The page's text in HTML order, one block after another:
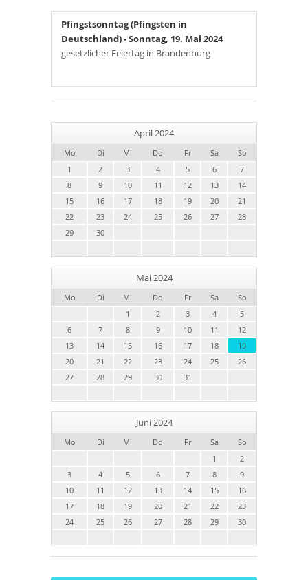
Pfingstsonntag (Pfingsten in
Deutschland)- Sonntag, 19. Mai 2024
gesetzlicher Feiertag in Brandenburg
April 2024
Mo Di Mi Do Fr Sa
So
1
2 3 4 5 6
7
8
9 10 11 12 13
14
15
16 17 18 19 20
21
22
23 24 25 26 27
28
29
30
Mai 2024
Mo Di Mi Do Fr Sa
So
1
2 3 4
5
6
7 8 9 10 11
12
13
14 15 16 17 18
19
20
21 22 23 24 25
26
27
28 29 30 31
Juni 2024
Mo Di Mi Do Fr Sa
So
1
2
3
4 5 6 7 8
9
10
11 12 13 14 15
16
17
18 19 20 21 22
23
24
25 26 27 28 29 30